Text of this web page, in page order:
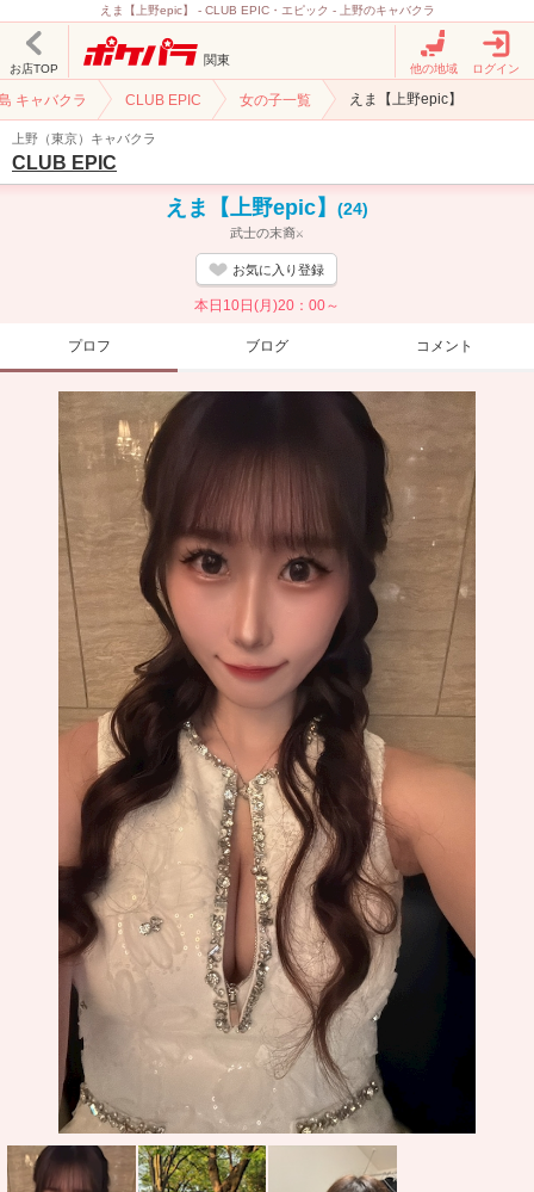
えま【上野epic】 - CLUB EPIC・エピック - 上野のキャバクラ
お店TOP
関東
他の地域 ログイン
キャバクラ CLUB EPIC 女の子一覧 えま【上野epic】
上野（東京）キャバクラ
CLUB EPIC
えま【上野epic】 (24)
武士の末裔⚔️
お気に入り登録
本日10日(月)20：00～
プロフ ブログ コメント